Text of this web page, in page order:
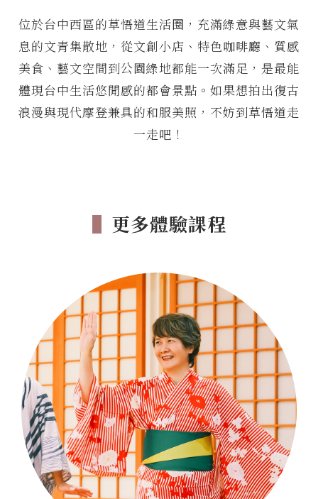
位於台中西區的草悟道生活圈，充滿綠意與藝文氣
息的文青集散地，從文創小店、特色咖啡廳、質感
美食、藝文空間到公園綠地都能一次滿足，是最能
體現台中生活悠閒感的都會景點。如果想拍出復古
浪漫與現代摩登兼具的和服美照，不妨到草悟道走
一走吧！
▌ 更多體驗課程